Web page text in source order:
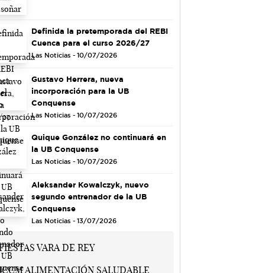
Definida la pretemporada del REBI
Cuenca para el curso 2026/27
Las Noticias - 10/07/2026
Gustavo Herrera, nueva
incorporación para la UB
Conquense
Las Noticias - 10/07/2026
Quique González no continuará en
la UB Conquense
Las Noticias - 10/07/2026
Aleksander Kowalczyk, nuevo
segundo entrenador de la UB
Conquense
Las Noticias - 13/07/2026